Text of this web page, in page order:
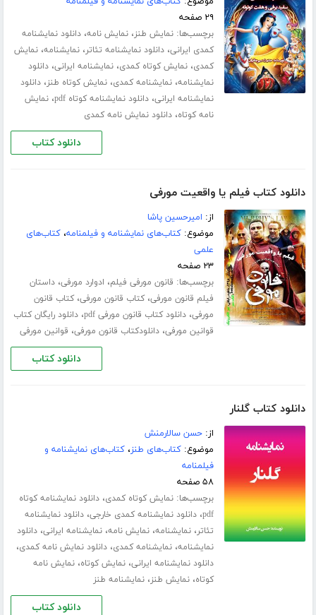
۲۹ صفحه
برچسب‌ها:نمایش طنز،نمایش نامه،دانلود نمایشنامه
کمدی ایرانی،دانلود نمایشنامه تئاتر،نمایشنامه،نمایش
کمدی،نمایش کوتاه کمدی،نمایشنامه ایرانی،دانلود
نمایشنامه،نمایشنامه کمدی،نمایش کوتاه طنز،دانلود
نمایشنامه ایرانی،دانلود نمایشنامه کوتاه pdf ،نمایش
نامه کوتاه،دانلود نمایش نامه کمدی
دانلود کتاب
دانلود کتاب فیلم یا واقعیت مورفی
از: امیرحسین پاشا
موضوع:کتاب‌های نمایشنامه و فیلمنامه،کتاب‌های
علمی
۲۳ صفحه
برچسب‌ها: قانون مورفی فیلم، ادوارد مورفی،داستان
فیلم قانون مورفی،کتاب قانون مورفی،کتاب قانون
مورفی،دانلود کتاب قانون مورفی pdf ،دانلود رایگان کتاب
قوانین مورفی،دانلودکتاب قانون مورفی، قوانین مورفی
دانلود کتاب
دانلود کتاب گلنار
از:حسن سالارمنش
موضوع:کتاب‌های طنز،کتاب‌های نمایشنامه و
فیلمنامه
۵۸ صفحه
برچسب‌ها:نمایش کوتاه کمدی،دانلود نمایشنامه کوتاه
pdf،دانلود نمایشنامه کمدی خارجی،دانلود نمایشنامه
تئاتر،نمایشنامه،نمایش نامه،نمایشنامه ایرانی،دانلود
نمایشنامه،نمایشنامه کمدی،دانلود نمایش نامه کمدی،
دانلود نمایشنامه ایرانی،نمایش کوتاه،نمایش نامه
کوتاه،نمایش طنز،نمایشنامه طنز
دانلود کتاب